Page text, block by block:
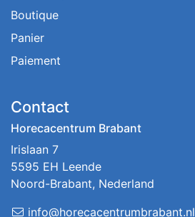
Boutique
Panier
Paiement
Contact
Horecacentrum Brabant
Irislaan 7
5595 EH Leende
Noord-Brabant, Nederland
info@horecacentrumbrabant.nl